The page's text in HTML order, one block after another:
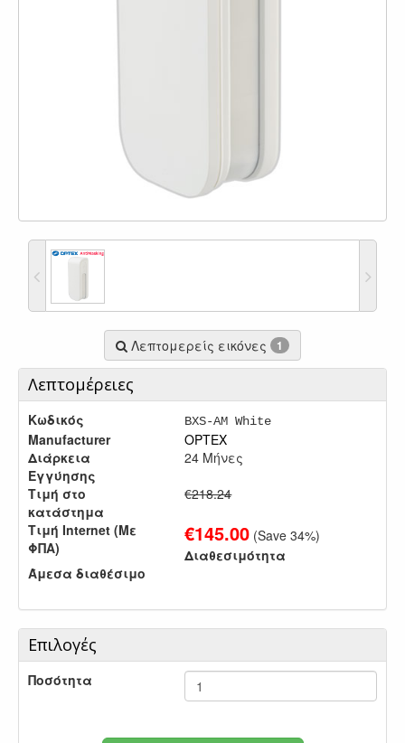
Λεπτομερείς εικόνες 1
Λεπτομέρειες
Κωδικός BXS-AM White
Manufacturer
OPTEX
Διάρκεια
Εγγύησης
24 Μήνες
Τιμή στο
κατάστημα
€218.24
Τιμή Internet (Με
ΦΠΑ)
€145.00 (Save34%)
Διαθεσιμότητα
Άμεσα διαθέσιμο
Επιλογές
Ποσότητα